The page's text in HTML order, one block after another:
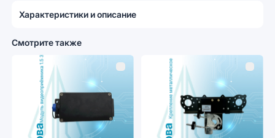
Характеристики и описание
Смотрите также